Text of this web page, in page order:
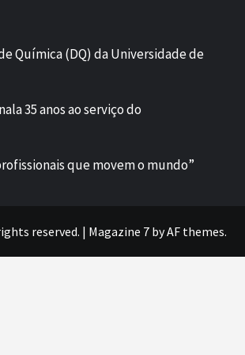
Química (DQ) da Universidade de
35 anos ao serviço do
que movem o mundo”
reserved. | Magazine 7by AF themes.